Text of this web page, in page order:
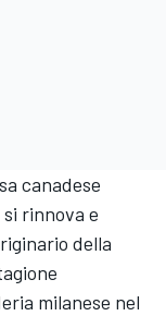
canadese
rinnova e
della
milanese nel